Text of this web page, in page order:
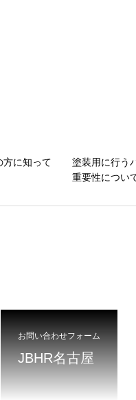
方に知って
塗装用に行う
重要性につい
お問い合わせフォーム
JBHR名古屋